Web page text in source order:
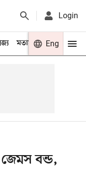
Login
মতামত খেলা
Eng
জেমস বন্ড,